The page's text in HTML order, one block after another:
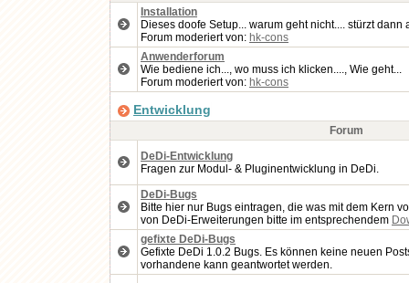
Installation
Dieses doofe Setup... warum geht nicht.... stürzt dann
Forum moderiert von: hk-cons
Anwenderforum
Wie bediene ich..., wo muss ich klicken...., Wie geht...
Forum moderiert von: hk-cons
Entwicklung
Forum
DeDi-Entwicklung
Fragen zur Modul- & Pluginentwicklung in DeDi.
DeDi-Bugs
Bitte hier nur Bugs eintragen, die was mit dem Kern
von DeDi-Erweiterungen bitte im entsprechendem
gefixte DeDi-Bugs
Gefixte DeDi 1.0.2 Bugs. Es können keine neuen
vorhandene kann geantwortet werden.